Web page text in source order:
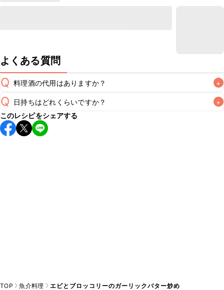
よくある質問
Q 料理酒の代用はありますか？ +
A
Q 日持ちはどれくらいですか？ +
保存期間は冷蔵で翌日中が目安です。なるべくお早めにお召
し上がりください。
このレシピをシェアする
TOP 魚介料理 エビとブロッコリーのガーリックバター炒め